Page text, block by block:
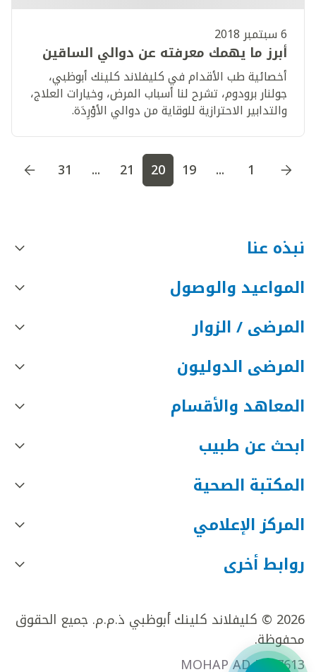
6 سبتمبر 2018
أبرز ما يهمك معرفته عن دوالي الساقين
أخصائية طب الأقدام في كليفلاند كلينك أبوظبي،
جولنار برودوم، تشرح لنا أسباب المرض، وخيارات العلاج،
والتدابير الاحترازية للوقاية من دوالي الأوْرِدَة.
اذهب إلى الصفحة 1اذهب إلى الصفحة اذهب إلى 1
...
19
20
21
...
31
نبذه عنا
المواعيد والوصول
المرضى / الزوار
المرضى الدوليون
المعاهد والأقسام
ابحث عن طبيب
المكتبة الصحية
المركز الإعلامي
روابط أخرى
2026 © كليفلاند كلينك أبوظبي ذ.م.م. جميع الحقوق
محفوظة.
MOHAP AD FR27613